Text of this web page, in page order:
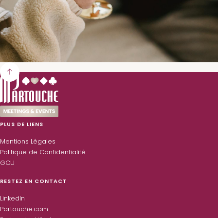
PLUS DE LIENS
Mentions Légales
Politique de Confidentialité
GCU
RESTEZ EN CONTACT
LinkedIn
Partouche.com